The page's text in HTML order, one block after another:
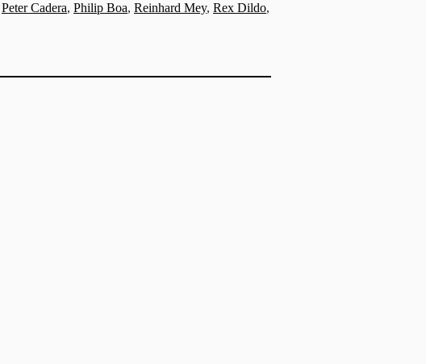
Peter Cadera, Philip Boa, Reinhard Mey, Rex Dildo,